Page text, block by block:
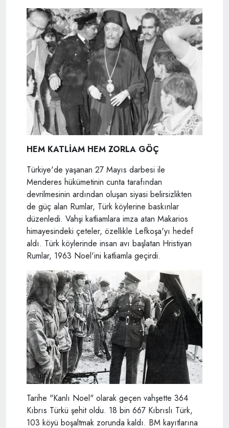
HEM KATLİAM HEM ZORLA GÖÇ
Türkiye'de yaşanan 27 Mayıs darbesi ile
Menderes hükümetinin cunta tarafından
devrilmesinin ardından oluşan siyasi belirsizlikten
de güç alan Rumlar, Türk köylerine baskınlar
düzenledi. Vahşi katliamlara imza atan Makarios
himayesindeki çeteler, özellikle Lefkoşa'yı hedef
aldı. Türk köylerinde insan avı başlatan Hristiyan
Rumlar, 1963 Noel'ini katliamla geçirdi.
Tarihe "Kanlı Noel" olarak geçen vahşette 364
Kıbrıs Türkü şehit oldu. 18 bin 667 Kıbrıslı Türk,
103 köyü boşaltmak zorunda kaldı. BM kayıtlarına